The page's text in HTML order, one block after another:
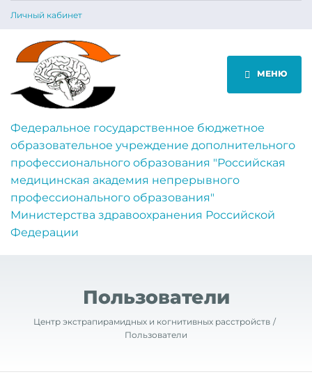
Личный кабинет
МЕНЮ
Федеральное государственное бюджетное
образовательное учреждение дополнительного
профессионального образования "Российская
медицинская академия непрерывного
профессионального образования"
Министерства здравоохранения Российской
Федерации
Пользователи
Центр экстрапирамидных и когнитивных расстройств
Пользователи